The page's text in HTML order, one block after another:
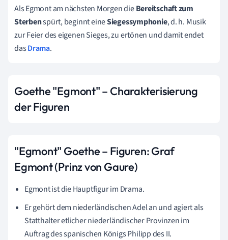
Als Egmont am nächsten Morgen dieBereitschaft zum
Sterbenspürt, beginnt eineSiegessymphonie, d. h. Musik
zur Feier des eigenen Sieges, zu ertönen und damit endet
dasDrama.
Goethe "Egmont" – Charakterisierung
der Figuren
"Egmont" Goethe – Figuren: Graf
Egmont (Prinz von Gaure)
Egmont ist die Hauptfigur im Drama.
Er gehört dem niederländischen Adel an und agiert als
Statthalter etlicher niederländischer Provinzen im
Auftrag des spanischen Königs Philipp des II.